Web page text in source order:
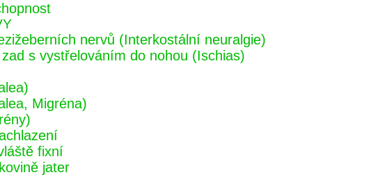
nervů (Interkostální neuralgie)
s vystřelováním do nohou (Ischias)
Migréna)
fixní
jater